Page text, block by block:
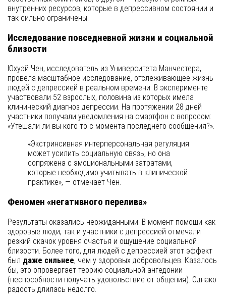
внутренних ресурсов, которые в депрессивном состоянии и
так сильно ограничены.
Исследование повседневной жизни и социальной
близости
Юхуэй Чен, исследователь из Университета Манчестера,
провела масштабное исследование, отслеживающее жизнь
людей с депрессией в реальном времени. В эксперименте
участвовали 52 взрослых, половина из которых имела
клинический диагноз депрессии. На протяжении 28 дней
участники получали уведомления на смартфон с вопросом:
«Утешали ли вы кого-то с момента последнего сообщения?».
«Экстринсивная интерперсональная регуляция
может усилить социальную связь, но она
сопряжена с эмоциональными затратами,
которые необходимо учитывать в клинической
практике», — отмечает Чен.
Феномен «негативного перелива»
Результаты оказались неожиданными. В момент помощи как
здоровые люди, так и участники с депрессией отмечали
резкий скачок уровня счастья и ощущение социальной
близости. Более того, для людей с депрессией этот эффект
был даже сильнее, чем у здоровых добровольцев. Казалось
бы, это опровергает теорию социальной ангедонии
(неспособности получать удовольствие от общения). Однако
радость длилась недолго.